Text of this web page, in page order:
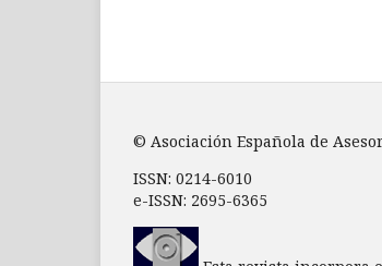
© Asociación Española de
ISSN: 0214-6010
e-ISSN: 2695-6365